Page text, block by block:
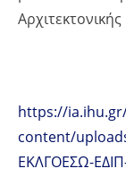
Αρχιτεκτονικής
https://
content/
ΕΚΛΓΟΕΣΩ-